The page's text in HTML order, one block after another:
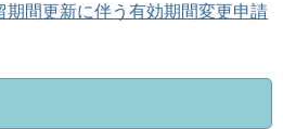
期間更新に伴う有効期間変更申請